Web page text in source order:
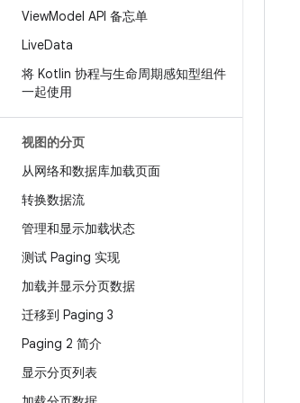
ViewModel API 备忘单
LiveData
将 Kotlin 协程与生命周期感知型组件
一起使用
视图的分页
从网络和数据库加载页面
转换数据流
管理和显示加载状态
测试 Paging 实现
加载并显示分页数据
迁移到 Paging 3
Paging 2 简介
显示分页列表